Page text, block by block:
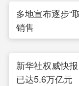
多地宣布逐步“
销售
新华社权威快
已达5.6万亿元